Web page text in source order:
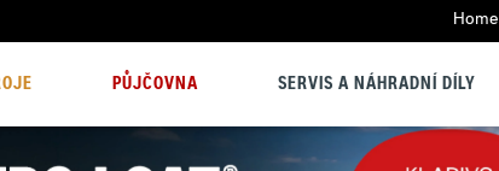
Home
PŮJČOVNA SERVIS A NÁHRADNÍ DÍLY